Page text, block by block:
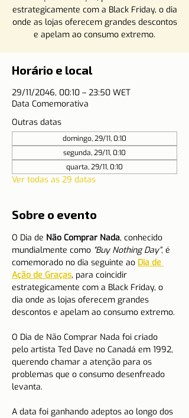
estrategicamente com a Black Friday, o dia
onde as lojas oferecem grandes descontos
e apelam ao consumo extremo.
Horário e local
29/11/2046, 00:10 – 23:50 WET
Data Comemorativa
Outras datas
domingo, 29/11, 0:10
segunda, 29/11, 0:10
quarta, 29/11, 0:10
Ver todas as 29 datas
Sobre o evento
O Dia de Não Comprar Nada, conhecido
mundialmente como “Buy Nothing Day”, é
comemorado no dia seguinte ao Dia de
Ação de Graças, para coincidir
estrategicamente com a Black Friday, o
dia onde as lojas oferecem grandes
descontos e apelam ao consumo extremo.
O Dia de Não Comprar Nada foi criado
pelo artista Ted Dave no Canadá em 1992,
querendo chamar a atenção para os
problemas que o consumo desenfreado
levanta.
A data foi ganhando adeptos ao longo dos